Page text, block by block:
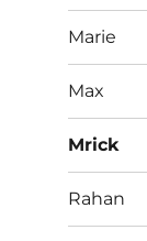
Marie
Max
Mrick
Rahan